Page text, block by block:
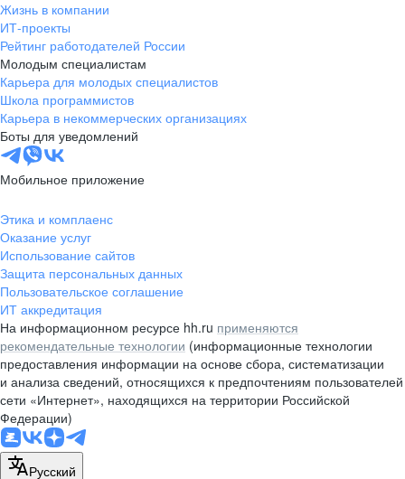
Жизнь в компании
ИТ-проекты
Рейтинг работодателей России
Молодым специалистам
Карьера для молодых специалистов
Школа программистов
Карьера в некоммерческих организациях
Боты для уведомлений
Мобильное приложение
Этика и комплаенс
Оказание услуг
Использование сайтов
Защита персональных данных
Пользовательское соглашение
ИТ аккредитация
На информационном ресурсе hh.ru применяются
рекомендательные технологии (информационные технологии
предоставления информации на основе сбора, систематизации
и анализа сведений, относящихся к предпочтениям пользователей
сети «Интернет», находящихся на территории Российской
Федерации)
Русский